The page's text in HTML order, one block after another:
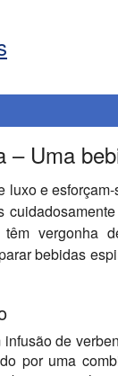
Uma
e
vergonha
bebidas
de
por uma